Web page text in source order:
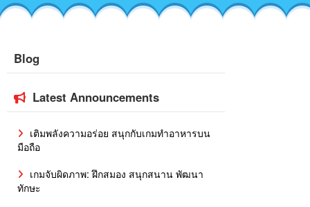
Blog
Latest Announcements
เติมพลังความอร่อย สนุกกับเกมทำอาหารบน
มือถือ
เกมจับผิดภาพ: ฝึกสมอง สนุกสนาน พัฒนา
ทักษะ